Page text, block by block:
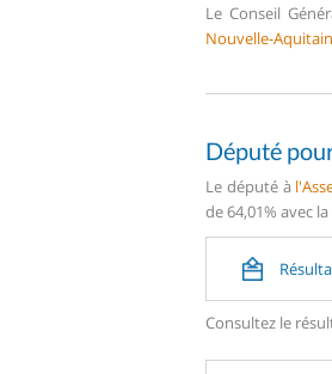
Le Conseil
Nouvelle-
Député
Le député à
de 64,01% avec
Consultez le